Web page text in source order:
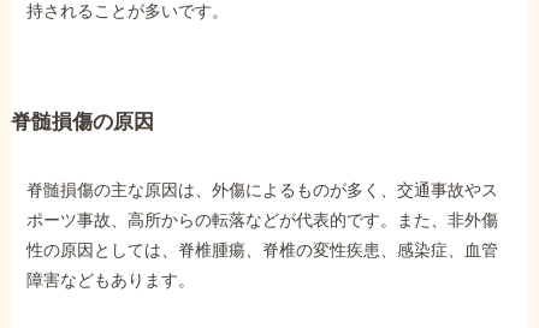
持されることが多いです。
脊髄損傷の原因
脊髄損傷の主な原因は、外傷によるものが多く、交通事故やス
ポーツ事故、高所からの転落などが代表的です。また、非外傷
性の原因としては、脊椎腫瘍、脊椎の変性疾患、感染症、血管
障害などもあります。